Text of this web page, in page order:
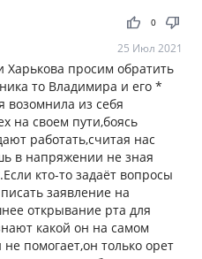
thumb_up thumb_down
0
25 Июл 2021
просим обратить
то Владимира и его *
возомнила из себя
на своем пути,боясь
работать,считая нас
в напряжении не зная
кто-то задаёт вопросы
заявление на
открывание рта для
какой он на самом
помогает,он только орет